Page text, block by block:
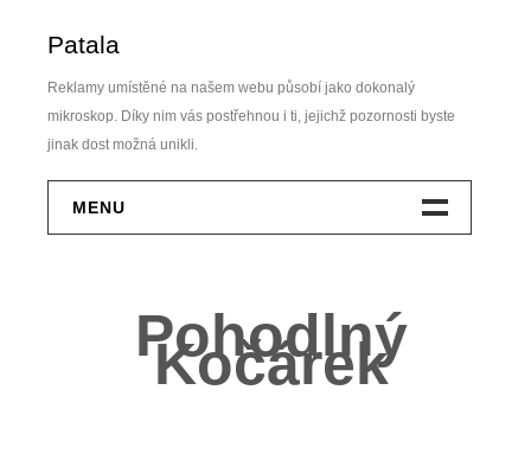
to
Patala
Reklamy umístěné na našem webu působí jako dokonalý
mikroskop. Díky nim vás postřehnou i ti, jejichž pozornosti byste
jinak dost možná unikli.
MENU
Pohodlný
Kočárek